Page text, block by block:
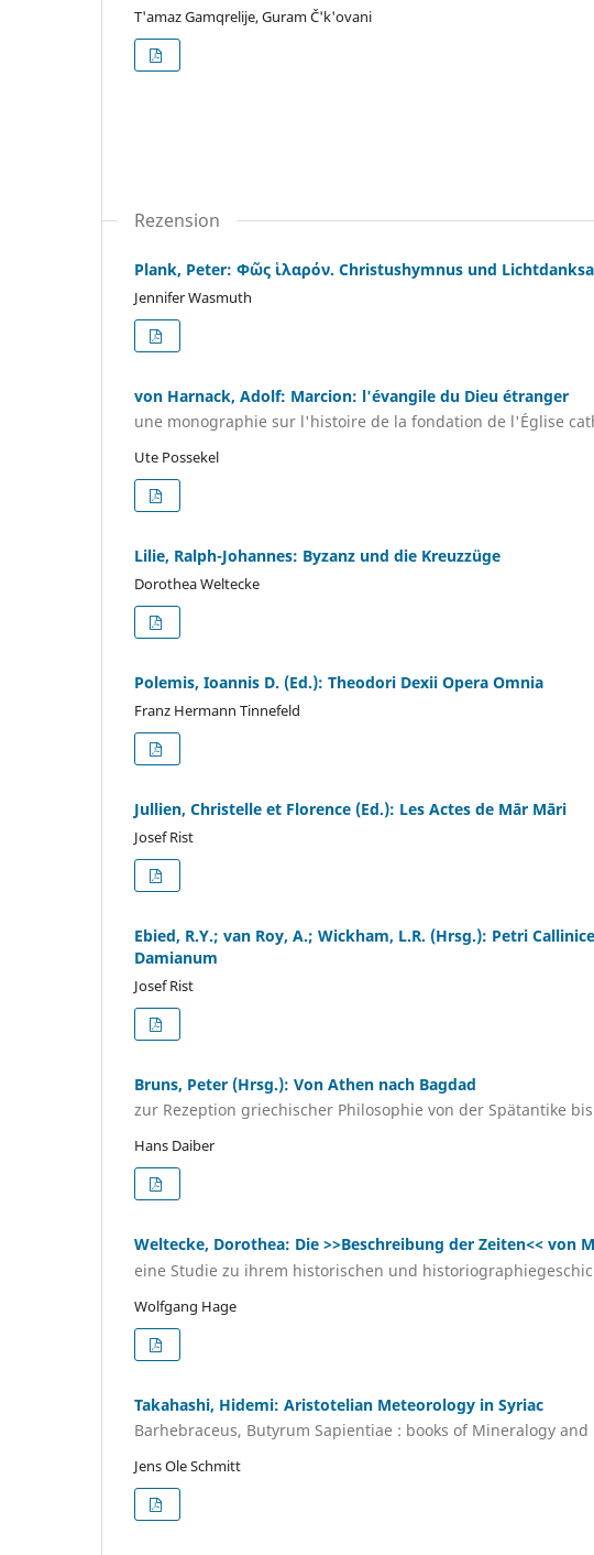
T'amaz Gamqrelije, Guram Č'k'ovani
Rezension
Plank, Peter: Φῶς ἱλαρόν. Christushymnus und
Jennifer Wasmuth
von Harnack, Adolf: Marcion: l'évangile du Dieu étranger
une monographie sur l'histoire de la fondation de l'Église
Ute Possekel
Lilie, Ralph-Johannes: Byzanz und die Kreuzzüge
Dorothea Weltecke
Polemis, Ioannis D. (Ed.): Theodori Dexii Opera Omnia
Franz Hermann Tinnefeld
Jullien, Christelle et Florence (Ed.): Les Actes de Mār Māri
Josef Rist
Ebied, R.Y.; van Roy, A.; Wickham, L.R. (Hrsg.): Petri
Damianum
Josef Rist
Bruns, Peter (Hrsg.): Von Athen nach Bagdad
zur Rezeption griechischer Philosophie von der Spätantike
Hans Daiber
Weltecke, Dorothea: Die >>Beschreibung der Zeiten<< von
eine Studie zu ihrem historischen und
Wolfgang Hage
Takahashi, Hidemi: Aristotelian Meteorology in Syriac
Barhebraceus, Butyrum Sapientiae : books of Mineralogy
Jens Ole Schmitt